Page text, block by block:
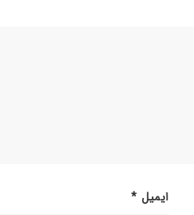
ایمیل *